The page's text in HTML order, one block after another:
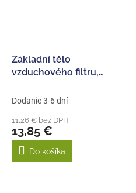
Základní tělo
vzduchového filtru,
Dodanie 3-6 dní
11,26 € bez DPH
13,85 €
Do košíka